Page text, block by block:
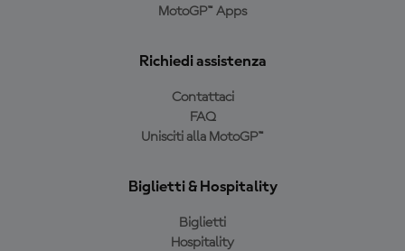
MotoGP™ Apps
Richiedi assistenza
Contattaci
FAQ
Unisciti alla MotoGP™
Biglietti & Hospitality
Biglietti
Hospitality